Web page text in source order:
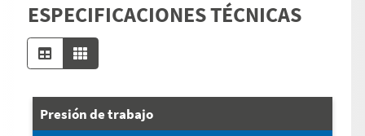
ESPECIFICACIONES TÉCNICAS
Presión de trabajo